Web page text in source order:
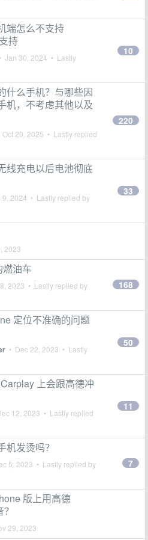
端怎么不支持
持
• Jan 30, 2024 • Lastly
10
什么手机？与哪些因
机，不考虑其他以及
Oct 20, 2025 • Lastly replied
220
线充电以后电池彻底
9, 2024 • Lastly replied by
33
2023
油车
2023 • Lastly replied by 168
定位不准确的问题
• Dec 22, 2023 • Lastly
50
上会跟高德冲
12, 2023 • Lastly replied
11
机发烫吗？
5, 2023 • Lastly replied by 7
版上用高德
29, 2023